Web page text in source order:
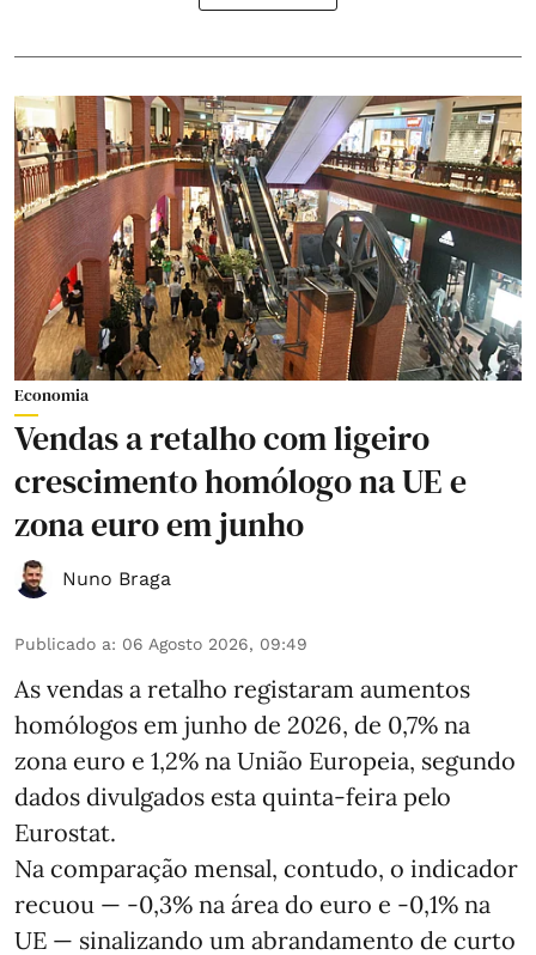
Economia
Vendas a retalho com ligeiro
crescimento homólogo na UE e
zona euro em junho
Nuno Braga
Publicado a: 06 Agosto 2026, 09:49
As vendas a retalho registaram aumentos
homólogos em junho de 2026, de 0,7% na
zona euro e 1,2% na União Europeia, segundo
dados divulgados esta quinta-feira pelo
Eurostat.
Na comparação mensal, contudo, o indicador
recuou — -0,3% na área do euro e -0,1% na
UE — sinalizando um abrandamento de curto